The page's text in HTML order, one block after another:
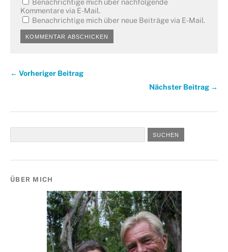
Kommentare via E-Mail.
Benachrichtige mich über neue Beiträge via E-Mail.
← Vorheriger Beitrag
Nächster Beitrag →
ÜBER MICH